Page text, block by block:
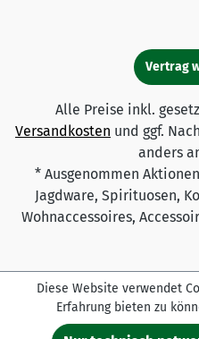
Vertrag
Alle Preise inkl.
Versandkosten und ggf.
anders
* Ausgenommen
Jagdware, Spirituosen,
Wohnaccessoires,
Diese Website verwendet
Erfahrung bieten zu